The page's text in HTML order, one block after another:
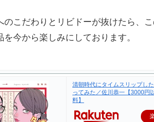
のこだわりとリビドーが抜けたら、
を今から楽しみにしております。
清朝時代にタイムスリップし
ってみた／佐川恭一【3000円
料】